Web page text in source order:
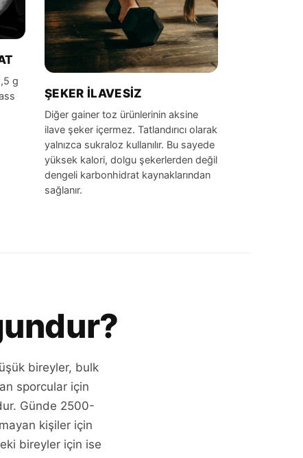
g
ŞEKER İLAVESIZ
Diğer gainer toz ürünlerinin aksine
ilave şeker içermez. Tatlandırıcı olarak
yalnızca sukraloz kullanılır. Bu sayede
yüksek kalori, dolgu şekerlerden değil
dengeli karbonhidrat kaynaklarından
sağlanır.
bireyler, bulk
sporcular için
Günde 2500-
kişiler için
bireyler için ise